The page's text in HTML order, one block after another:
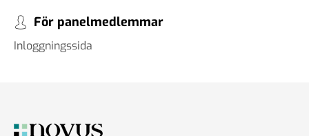
För panelmedlemmar
Inloggningssida